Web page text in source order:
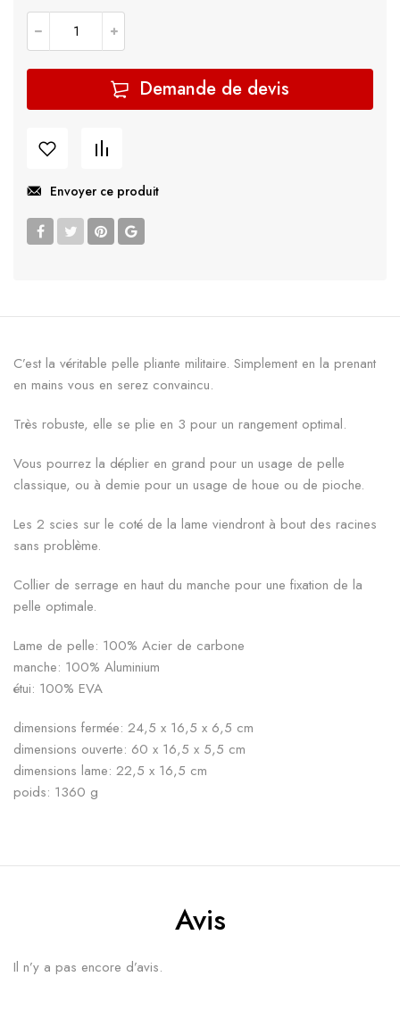
quantité de Pelle pliante Militaire originale OTAN
Demande de devis
Envoyer ce produit
C’est la véritable pelle pliante militaire. Simplement en la prenant
en mains vous en serez convaincu.
Très robuste, elle se plie en 3 pour un rangement optimal.
Vous pourrez la déplier en grand pour un usage de pelle
classique, ou à demie pour un usage de houe ou de pioche.
Les 2 scies sur le coté de la lame viendront à bout des racines
sans problème.
Collier de serrage en haut du manche pour une fixation de la
pelle optimale.
Lame de pelle: 100% Acier de carbone
manche: 100% Aluminium
étui: 100% EVA
dimensions fermée: 24,5 x 16,5 x 6,5 cm
dimensions ouverte: 60 x 16,5 x 5,5 cm
dimensions lame: 22,5 x 16,5 cm
poids: 1360 g
Avis
Il n’y a pas encore d’avis.